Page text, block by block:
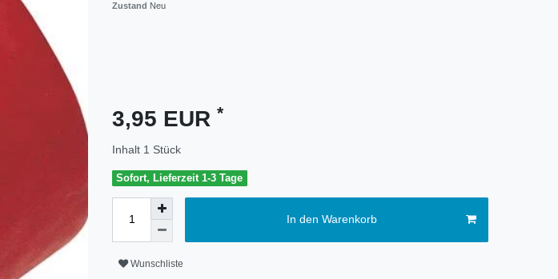
Zustand Neu
3,95 EUR *
Inhalt 1 Stück
Sofort, Lieferzeit 1-3 Tage
In den Warenkorb
Wunschliste